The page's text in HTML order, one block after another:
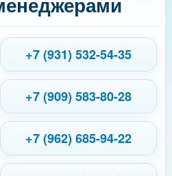
+7 (931) 532-54-35
+7 (909) 583-80-28
+7 (962) 685-94-22